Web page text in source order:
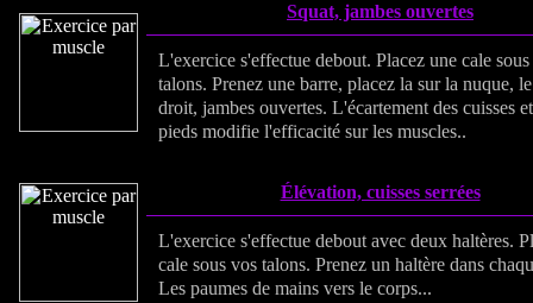
Squat, jambes ouvertes
L'exercice s'effectue debout. Placez une cale
talons. Prenez une barre, placez la sur la nuque,
droit, jambes ouvertes. L'écartement des cuisses
pieds modifie l'efficacité sur les muscles..
Élévation, cuisses serrées
L'exercice s'effectue debout avec deux haltères.
cale sous vos talons. Prenez un haltère dans
Les paumes de mains vers le corps...